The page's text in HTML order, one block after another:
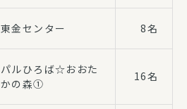
東金センター 8名
パルひろば☆おおた
かの森①
16名